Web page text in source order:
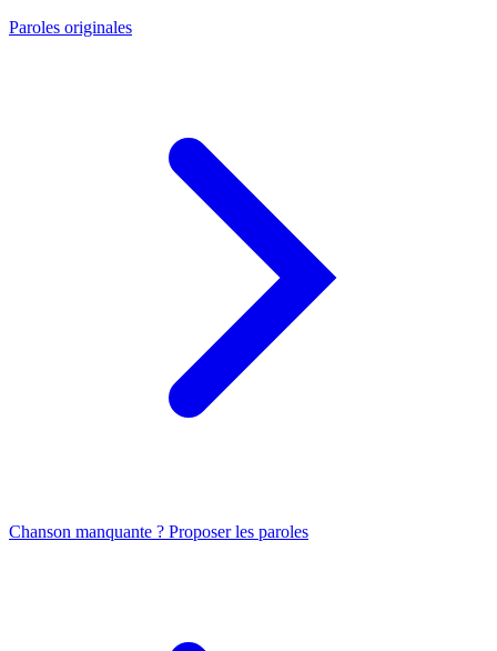
Paroles originales
Chanson manquante ? Proposer les paroles